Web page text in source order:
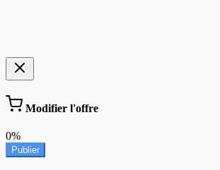
Modifier l'offre
0%
Publier